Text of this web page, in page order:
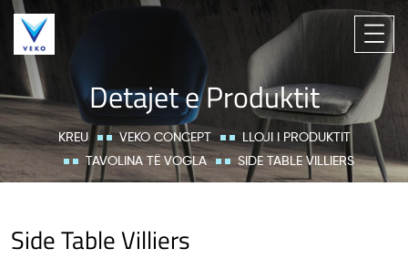
Detajet e Produktit
KREU VEKO CONCEPT
LLOJI I PRODUKTIT
TAVOLINA TË VOGLA
SIDE TABLE VILLIERS
Side Table Villiers